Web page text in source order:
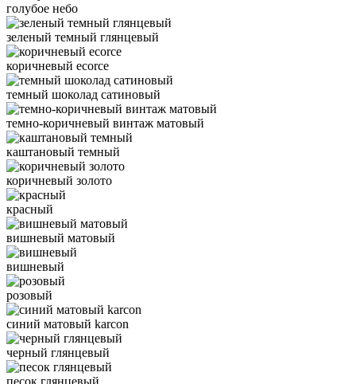
голубое небо
зеленый темный глянцевый
коричневый ecorce
темный шоколад сатиновый
темно-коричневый винтаж матовый
каштановый темный
коричневый золото
красный
вишневый матовый
вишневый
розовый
синий матовый karcon
черный глянцевый
песок глянцевый